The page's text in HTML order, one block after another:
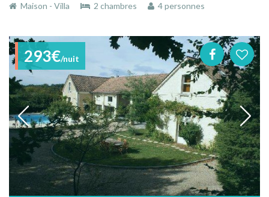
Maison - Villa
2 chambres 4 personnes
293€/nuit